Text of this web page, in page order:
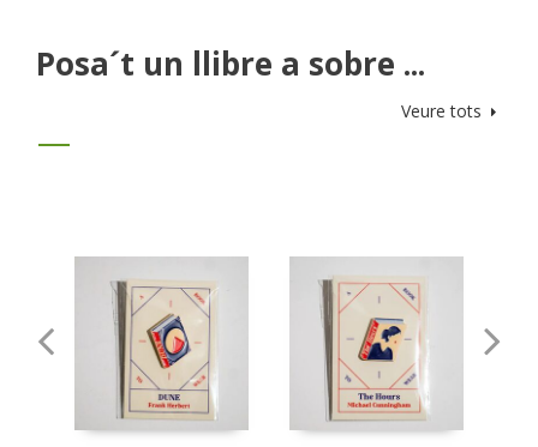
Posa´t un llibre a sobre ...
Veure tots